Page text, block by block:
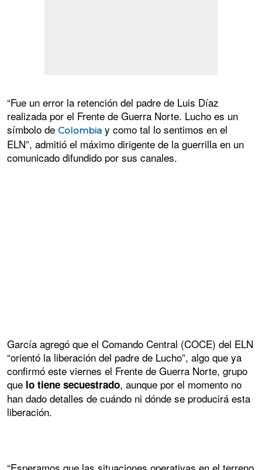
“Fue un error la retención del padre de Luis Díaz
realizada por el Frente de Guerra Norte. Lucho es un
símbolo de Colombia y como tal lo sentimos en el
ELN”, admitió el máximo dirigente de la guerrilla en un
comunicado difundido por sus canales.
García agregó que el Comando Central (COCE) del ELN
“orientó la liberación del padre de Lucho”, algo que ya
confirmó este viernes el Frente de Guerra Norte, grupo
que lo tiene secuestrado, aunque por el momento no
han dado detalles de cuándo ni dónde se producirá esta
liberación.